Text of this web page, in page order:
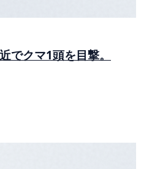
でクマ1頭を目撃。